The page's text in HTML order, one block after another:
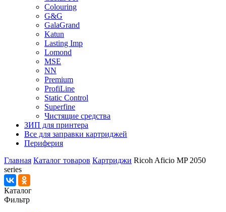
Colouring
G&G
GalaGrand
Katun
Lasting Imp
Lomond
MSE
NN
Premium
ProfiLine
Static Control
Superfine
Чистящие средства
ЗИП для принтера
Все для заправки картриджей
Периферия
Главная Каталог товаров Картриджи Ricoh Aficio MP 2050
series
Каталог
Фильтр